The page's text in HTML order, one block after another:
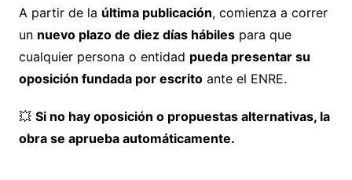
A partir de la última publicación, comienza a correr
un nuevo plazo de diez días hábilespara que
cualquier persona o entidad pueda presentar su
oposición fundada por escritoante el ENRE.
💥 Si no hay oposición o propuestas alternativas, la
obra se aprueba automáticamente.